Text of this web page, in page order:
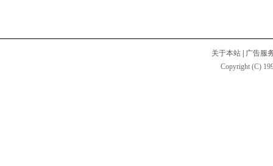
关于本站
广告服
Copyright (C)